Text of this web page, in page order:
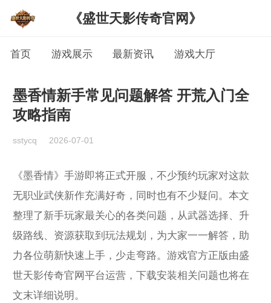
《盛世天影传奇官网》
首页 游戏展示 最新资讯 游戏大厅
墨香情新手常见问题解答 开荒入门全
攻略指南
sstycq 2026-07-01
《墨香情》手游即将正式开服，不少预约玩家对这款
无职业武侠新作充满好奇，同时也有不少疑问。本文
整理了新手玩家最关心的各类问题，从武器选择、升
级路线、资源获取到玩法规划，为大家一一解答，助
力各位萌新快速上手，少走弯路。游戏官方正版由盛
世天影传奇官网平台运营，下载安装相关问题也将在
文末详细说明。